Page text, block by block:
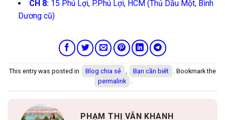
CH 8: 15 Phú Lợi, P.Phú Lợi, HCM (Thủ Dầu Một, Bình
Dương cũ)
This entry was posted in Blog chia sẻ , Bạn cần biết
. Bookmark the
permalink
.
PHẠM THỊ VÂN KHANH